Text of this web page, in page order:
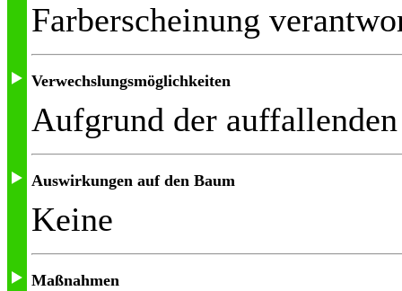
Farberscheinung
Verwechslungsmöglichkeiten
Aufgrund der
Auswirkungen auf den Baum
Keine
Maßnahmen